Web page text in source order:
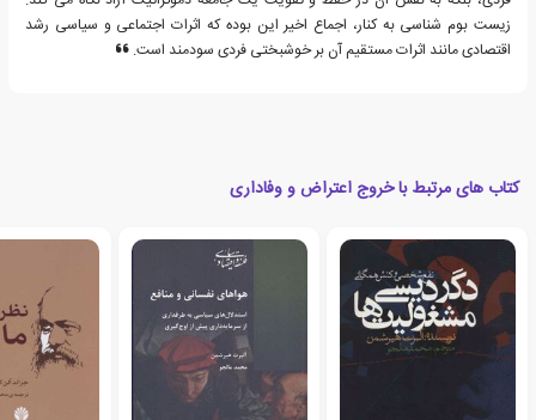
زیست بوم شناسی به کنار، اجماع اخیر این بوده که اثرات اجتماعی و سیاسی رشد
اقتصادی مانند اثرات مستقیم آن بر خوشبختی فردی سودمند است.
کتاب های مرتبط با خروج اعتراض و وفاداری